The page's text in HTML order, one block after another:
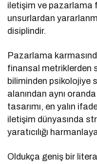
iletişim ve pazarlama
unsurlardan
disiplindir.
Pazarlama
finansal metriklerden
biliminden psikolojiye
alanından aynı
tasarımı, en yalın
iletişim dünyasında
yaratıcılığı
Oldukça geniş bir